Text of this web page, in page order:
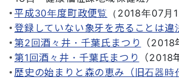
平成30年度町政便覧 （ 2018年07月
登録していない象牙を売ることは違
第2回酒々井・千葉氏まつり
（2018
第1回酒々井・千葉氏まつり
（2018
歴史の始まりと森の恵み（旧石器時